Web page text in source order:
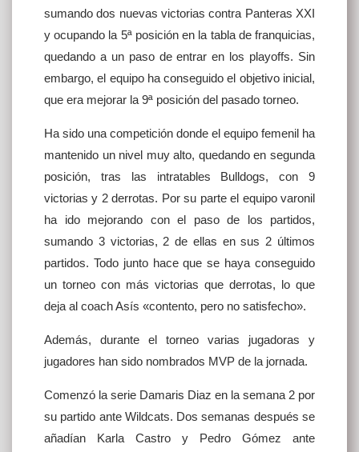
sumando dos nuevas victorias contra Panteras XXI
y ocupando la 5ª posición en la tabla de franquicias,
quedando a un paso de entrar en los playoffs. Sin
embargo, el equipo ha conseguido el objetivo inicial,
que era mejorar la 9ª posición del pasado torneo.
Ha sido una competición donde el equipo femenil ha
mantenido un nivel muy alto, quedando en segunda
posición, tras las intratables Bulldogs, con 9
victorias y 2 derrotas. Por su parte el equipo varonil
ha ido mejorando con el paso de los partidos,
sumando 3 victorias, 2 de ellas en sus 2 últimos
partidos. Todo junto hace que se haya conseguido
un torneo con más victorias que derrotas, lo que
deja al coach Asís «contento, pero no satisfecho».
Además, durante el torneo varias jugadoras y
jugadores han sido nombrados MVP de la jornada.
Comenzó la serie Damaris Diaz en la semana 2 por
su partido ante Wildcats. Dos semanas después se
añadían Karla Castro y Pedro Gómez ante